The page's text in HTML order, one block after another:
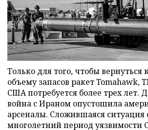
Только для того, чтобы вернуться
объему запасов ракет Tomahawk,
США потребуется более трех лет.
война с Ираном опустошила
арсеналы. Сложившаяся ситуация
многолетний период